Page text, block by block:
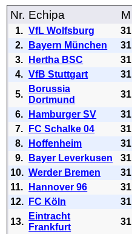
Nr. Echipa M
1. VfL Wolfsburg 31
2.
Bayern München 31
3.
Hertha BSC 31
4. VfB Stuttgart 31
5.
Borussia
Dortmund
31
6.
Hamburger SV 31
7.
FC Schalke 04 31
8.
Hoffenheim 31
9.
Bayer Leverkusen 31
10. Werder Bremen 31
11.
Hannover 96 31
12.
FC Köln 31
13.
Eintracht
Frankfurt
31